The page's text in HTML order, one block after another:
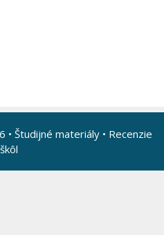
• Študijné materiály • Recenzie
škôl